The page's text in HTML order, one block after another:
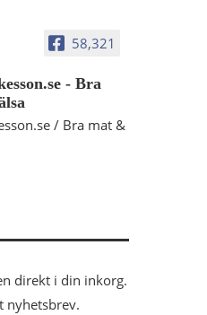
58,321
- Bra
/ Bra mat &
direkt i din inkorg.
nyhetsbrev.